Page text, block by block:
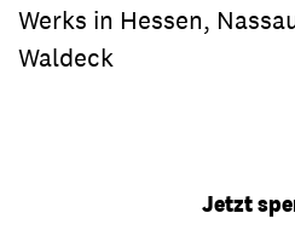
Werks in Hessen,
Waldeck
Jetzt